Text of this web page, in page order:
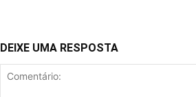
DEIXE UMA RESPOSTA